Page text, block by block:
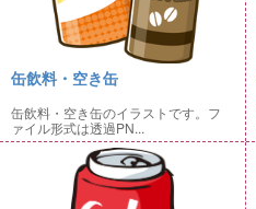
缶飲料・空き缶
缶飲料・空き缶のイラストです。フ
ァイル形式は透過PN...